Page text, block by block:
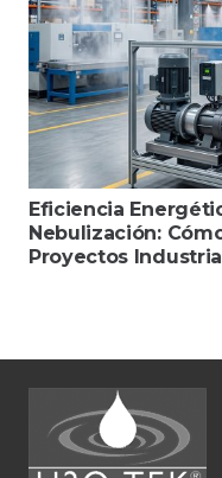
Eficiencia
Nebulización:
Proyectos